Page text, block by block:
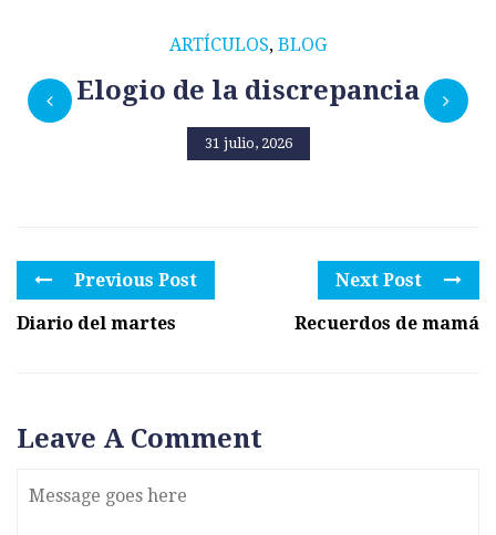
ARTÍCULOS, BLOG
Elogio de la discrepancia
31 julio, 2026
Previous Post
Diario del martes
Next Post
Recuerdos de mamá
Leave A Comment